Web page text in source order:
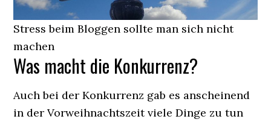
Stress beim Bloggen sollte man sich nicht
machen
Was macht die Konkurrenz?
Auch bei der Konkurrenz gab es anscheinend
in der Vorweihnachtszeit viele Dinge zu tun